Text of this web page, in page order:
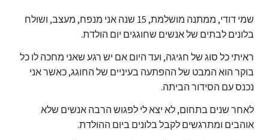
שמי דודי, ממתנה מושלמת, 15 שנה אני מנפח, מעצב, ושולח
בלונים לבתים של אנשים שחוגגים יום הולדת.
ראיתי כל סוג של חגיגה, ועד היום אם יש רגע שאני מחכה לו כל
בוקר הוא המבט של ההפתעה בעיניים של החוגג, כאשר אני
נכנס עם הסידור הביתה.
לאחר שנים בתחום, לא יצא לי לפגוש הרבה אנשים שלא
אוהבים ומתרגשים לקבל בלונים ביום ההולדת.